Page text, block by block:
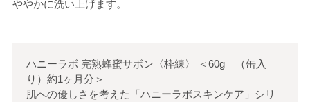
ややかに洗い上げます。
ハニーラボ 完熟蜂蜜サボン〈枠練〉 ＜60g （缶入
り）約1ヶ月分 ＞
肌への優しさを考えた「ハニーラボスキンケア」シリ